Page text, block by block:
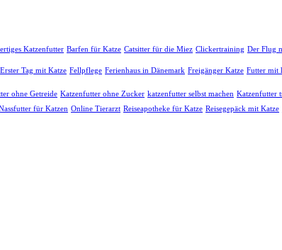
Katzenfutter Barfen für Katze Catsitter für die Miez Clickertraining Der Flug
Erster Tag mit Katze Fellpflege Ferienhaus in Dänemark Freigänger Katze Futter mit
ohne Getreide Katzenfutter ohne Zucker katzenfutter selbst machen Katzenfutter
für Katzen Online Tierarzt Reiseapotheke für Katze Reisegepäck mit Katze